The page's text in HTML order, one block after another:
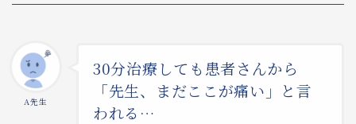
A先生
30分治療しても患者さんから
「先生、まだここが痛い」と言
われる…